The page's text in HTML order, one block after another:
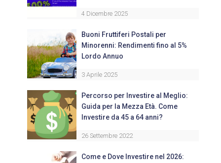
4 Dicembre 2025
Buoni Fruttiferi Postali per
Minorenni: Rendimenti fino al 5%
Lordo Annuo
3 Aprile 2025
Percorso per Investire al Meglio:
Guida per la Mezza Età. Come
Investire da 45 a 64 anni?
26 Settembre 2022
Come e Dove Investire nel 2026: